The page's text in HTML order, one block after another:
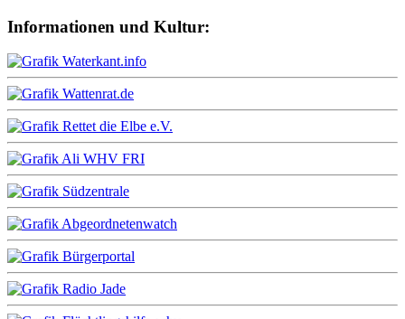
Informationen und Kultur: